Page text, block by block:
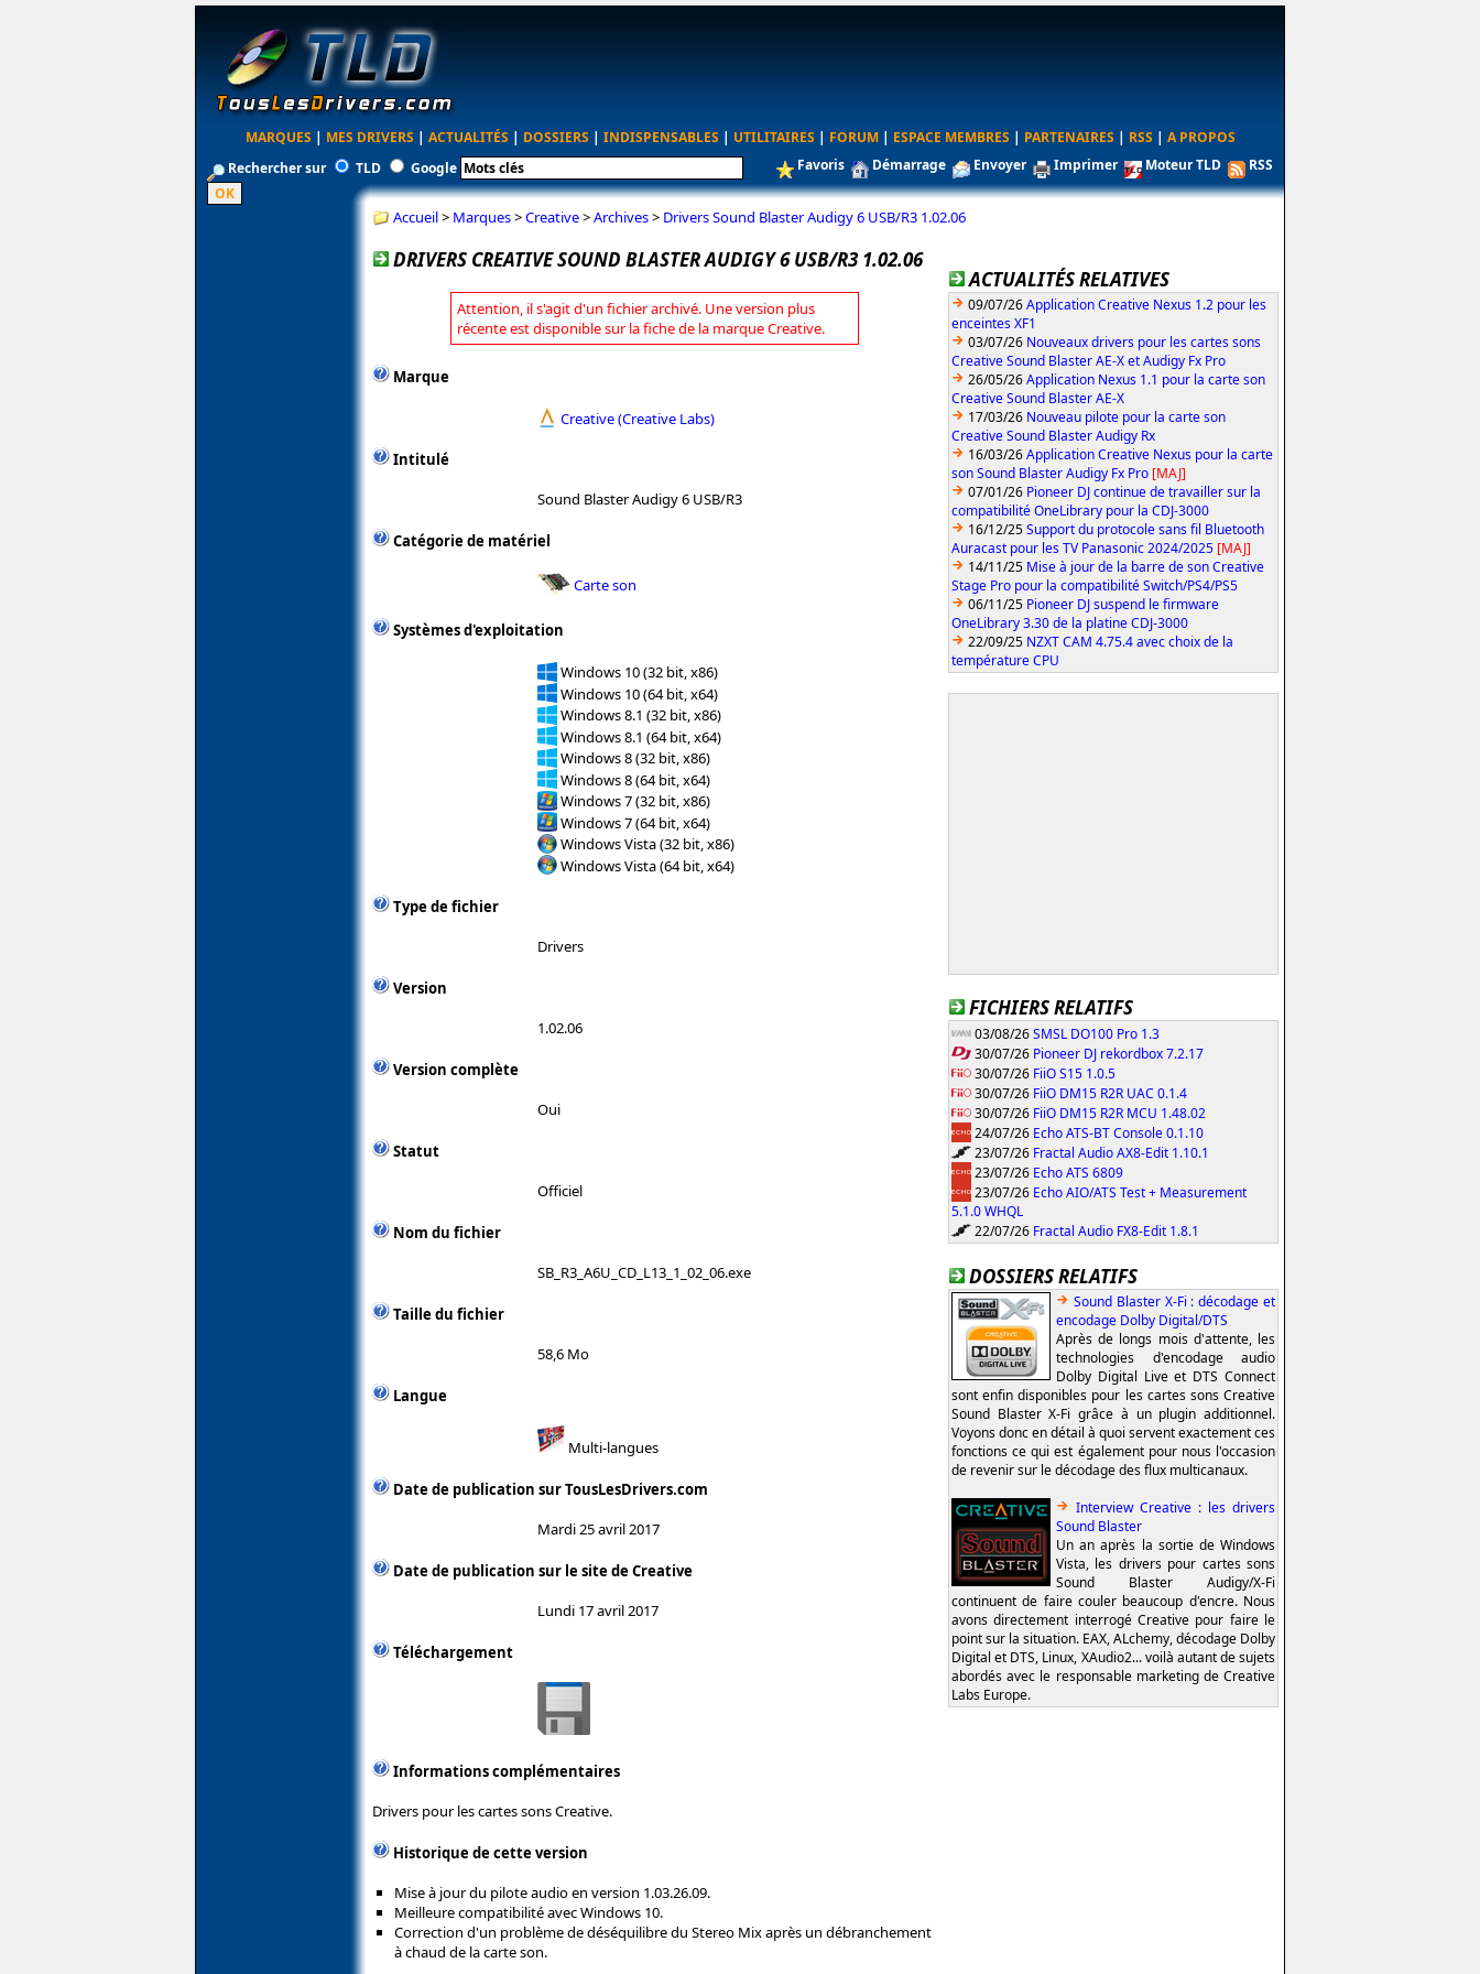
MARQUES | MES DRIVERS | ACTUALITÉS | DOSSIERS | INDISPENSABLES | UTILITAIRES | FORUM | ESPACE MEMBRES | PARTENAIRES | RSS | A PROPOS
Rechercher sur
TLD Google Favoris Démarrage Envoyer Imprimer Moteur TLD RSS
Accueil> Marques>Creative>Archives> Drivers Sound Blaster Audigy 6 USB/R3 1.02.06
DRIVERS CREATIVE SOUND BLASTER AUDIGY 6 USB/R3 1.02.06
Attention, il s'agit d'un fichier archivé. Une version plus
récente est disponible sur la fiche de la marque Creative.
Marque
Creative (Creative Labs)
Intitulé
Sound Blaster Audigy 6 USB/R3
Catégorie de matériel
Carte son
Systèmes d'exploitation
Windows 10 (32 bit, x86)
Windows 10 (64 bit, x64)
Windows 8.1 (32 bit, x86)
Windows 8.1 (64 bit, x64)
Windows 8 (32 bit, x86)
Windows 8 (64 bit, x64)
Windows 7 (32 bit, x86)
Windows 7 (64 bit, x64)
Windows Vista (32 bit, x86)
Windows Vista (64 bit, x64)
Type de fichier
Drivers
Version
1.02.06
Version complète
Oui
Statut
Officiel
Nom du fichier
SB_R3_A6U_CD_L13_1_02_06.exe
Taille du fichier
58,6 Mo
Langue
Multi-langues
Date de publication sur TousLesDrivers.com
Mardi 25 avril 2017
Date de publication sur le site de Creative
Lundi 17 avril 2017
Téléchargement
Informations complémentaires
Drivers pour les cartes sons Creative.
Historique de cette version
Mise à jour du pilote audio en version 1.03.26.09.
Meilleure compatibilité avec Windows 10.
Correction d'un problème de déséquilibre du Stereo Mix après un débranchement
à chaud de la carte son.
ACTUALITÉS RELATIVES
09/07/26Application Creative Nexus 1.2 pour les
enceintes XF1
03/07/26 Nouveaux drivers pour les cartes sons
Creative Sound Blaster AE-X et Audigy Fx Pro
26/05/26Application Nexus 1.1 pour la carte son
Creative Sound Blaster AE-X
17/03/26 Nouveau pilote pour la carte son
Creative Sound Blaster Audigy Rx
16/03/26Application Creative Nexus pour la carte
son Sound Blaster Audigy Fx Pro [MAJ]
07/01/26 Pioneer DJ continue de travailler sur la
compatibilité OneLibrary pour la CDJ-3000
16/12/25Support du protocole sans fil Bluetooth
Auracast pour les TV Panasonic 2024/2025 [MAJ]
14/11/25 Mise à jour de la barre de son Creative
Stage Pro pour la compatibilité Switch/PS4/PS5
06/11/25 Pioneer DJ suspend le firmware
OneLibrary 3.30 de la platine CDJ-3000
22/09/25 NZXT CAM 4.75.4 avec choix de la
température CPU
FICHIERS RELATIFS
03/08/26SMSL DO100 Pro 1.3
30/07/26 Pioneer DJ rekordbox 7.2.17
30/07/26 FiiO S15 1.0.5
30/07/26 FiiO DM15 R2R UAC 0.1.4
30/07/26 FiiO DM15 R2R MCU 1.48.02
24/07/26 Echo ATS-BT Console 0.1.10
23/07/26 Fractal Audio AX8-Edit 1.10.1
23/07/26 Echo ATS 6809
23/07/26 Echo AIO/ATS Test + Measurement
5.1.0 WHQL
22/07/26 Fractal Audio FX8-Edit 1.8.1
DOSSIERS RELATIFS
Sound Blaster X-Fi : décodage et
encodage Dolby Digital/DTS
Après de longs mois d'attente, les
technologies d'encodage audio
Dolby Digital Live et DTS Connect
sont enfin disponibles pour les cartes sons Creative
Sound Blaster X-Fi grâce à un plugin additionnel.
Voyons donc en détail à quoi servent exactement ces
fonctions ce qui est également pour nous l'occasion
de revenir sur le décodage des flux multicanaux.
Interview Creative : les drivers
Sound Blaster
Un an après la sortie de Windows
Vista, les drivers pour cartes sons
Sound Blaster Audigy/X-Fi
continuent de faire couler beaucoup d'encre. Nous
avons directement interrogé Creative pour faire le
point sur la situation. EAX, ALchemy, décodage Dolby
Digital et DTS, Linux, XAudio2... voilà autant de sujets
abordés avec le responsable marketing de Creative
Labs Europe.